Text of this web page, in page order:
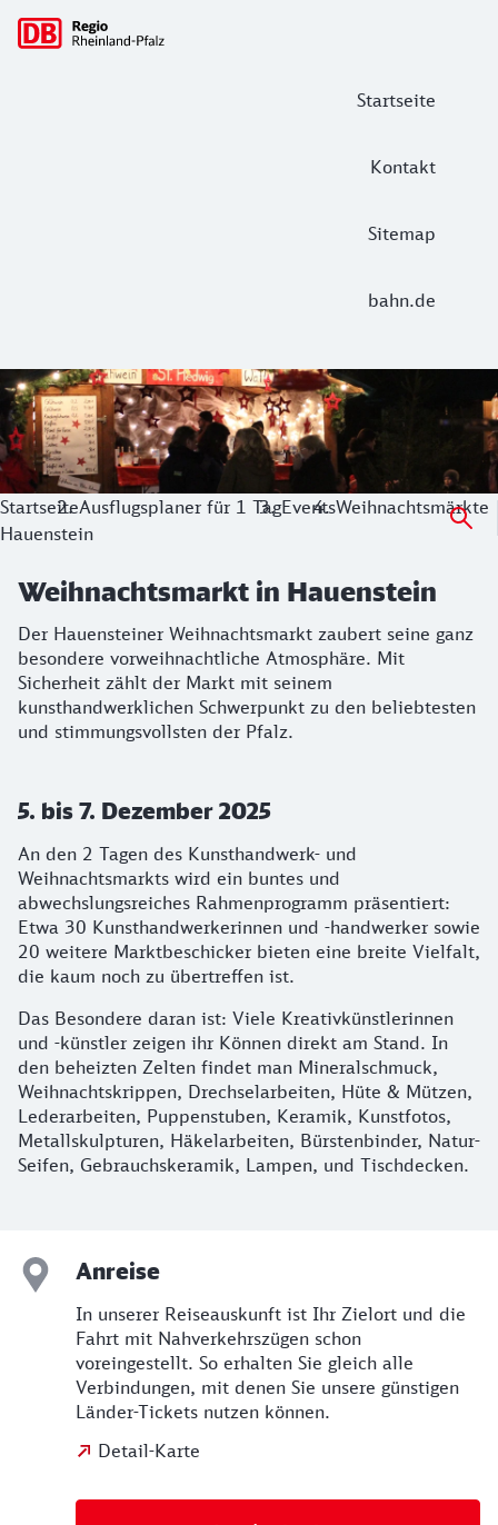
Startseite
Kontakt
Sitemap
bahn.de
Hauptnavigation
Weihnachtsmarkt in Hauenstein
Der Hauensteiner Weihnachtsmarkt zaubert seine ganz
StartseiteAusflugsplaner für 1 TagEventsWeihnachtsmärkte
Hauenstein
Weihnachtsmarkt in Hauenstein
Der Hauensteiner Weihnachtsmarkt zaubert seine ganz
besondere vorweihnachtliche Atmosphäre. Mit
Sicherheit zählt der Markt mit seinem
kunsthandwerklichen Schwerpunkt zu den beliebtesten
und stimmungsvollsten der Pfalz.
5. bis 7. Dezember 2025
An den 2 Tagen des Kunsthandwerk- und
Weihnachtsmarkts wird ein buntes und
abwechslungsreiches Rahmenprogramm präsentiert:
Etwa 30 Kunsthandwerkerinnen und -handwerker sowie
20 weitere Marktbeschicker bieten eine breite Vielfalt,
die kaum noch zu übertreffen ist.
Das Besondere daran ist: Viele Kreativkünstlerinnen
und -künstler zeigen ihr Können direkt am Stand. In
den beheizten Zelten findet man Mineralschmuck,
Weihnachtskrippen, Drechselarbeiten, Hüte & Mützen,
Lederarbeiten, Puppenstuben, Keramik, Kunstfotos,
Metallskulpturen, Häkelarbeiten, Bürstenbinder, Natur-
Seifen, Gebrauchskeramik, Lampen, und Tischdecken.
Anreise
In unserer Reiseauskunft ist Ihr Zielort und die
Fahrt mit Nahverkehrszügen schon
voreingestellt. So erhalten Sie gleich alle
Verbindungen, mit denen Sie unsere günstigen
Länder-Tickets nutzen können.
Detail-Karte